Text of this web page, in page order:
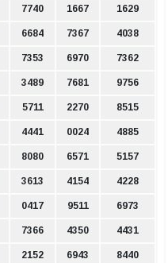
7740 1667 1629
6684 7367 4038
7353 6970 7362
3489 7681 9756
5711 2270 8515
4441 0024 4885
8080 6571 5157
3613 4154 4228
0417 9511 6973
7366 4350 4431
2152 6943 8440